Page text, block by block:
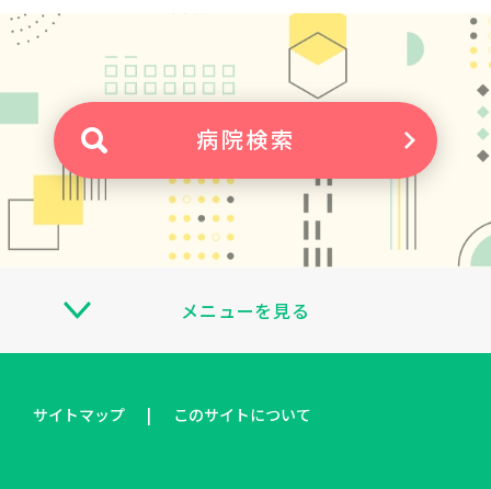
病院検索
メニューを見る
サイトマップ このサイトについて